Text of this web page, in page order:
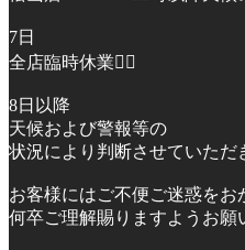
7日
全店臨時休業🙇‍♂️
8日以降
天候および警報等の
状況により判断させていただ
お客様にはご不便ご迷惑をお
何卒ご理解賜りますようお願